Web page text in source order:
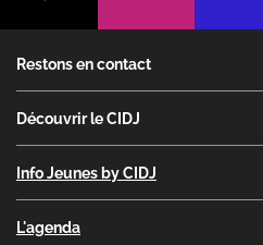
Restons en contact
Découvrir le CIDJ
Info Jeunes by CIDJ
L'agenda